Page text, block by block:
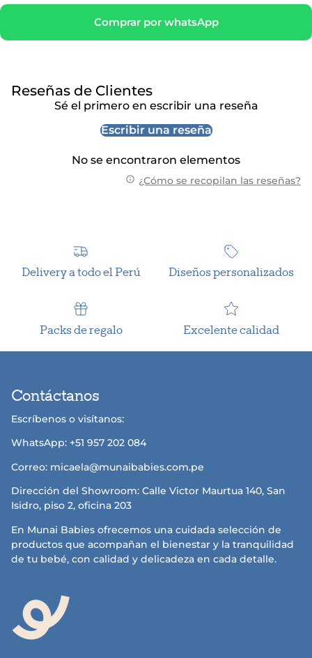
Comprar por whatsApp
Reseñas de Clientes
Sé el primero en escribir una reseña
Escribir una reseña
No se encontraron elementos
¿Cómo se recopilan las reseñas?
Delivery a todo el Perú Diseños personalizados
Packs de regalo Excelente calidad
Contáctanos
Escríbenos o visítanos:
WhatsApp: +51 957 202 084
Correo: micaela@munaibabies.com.pe
Dirección del Showroom: Calle Victor Maurtua 140, San
Isidro, piso 2, oficina 203
En Munai Babies ofrecemos una cuidada selección de
productos que acompañan el bienestar y la tranquilidad
de tu bebé, con calidad y delicadeza en cada detalle.